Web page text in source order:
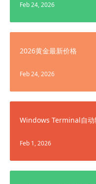
Feb 24, 2026
2026黄金最新价格
Feb 24, 2026
Windows Terminal自动
Feb 1, 2026